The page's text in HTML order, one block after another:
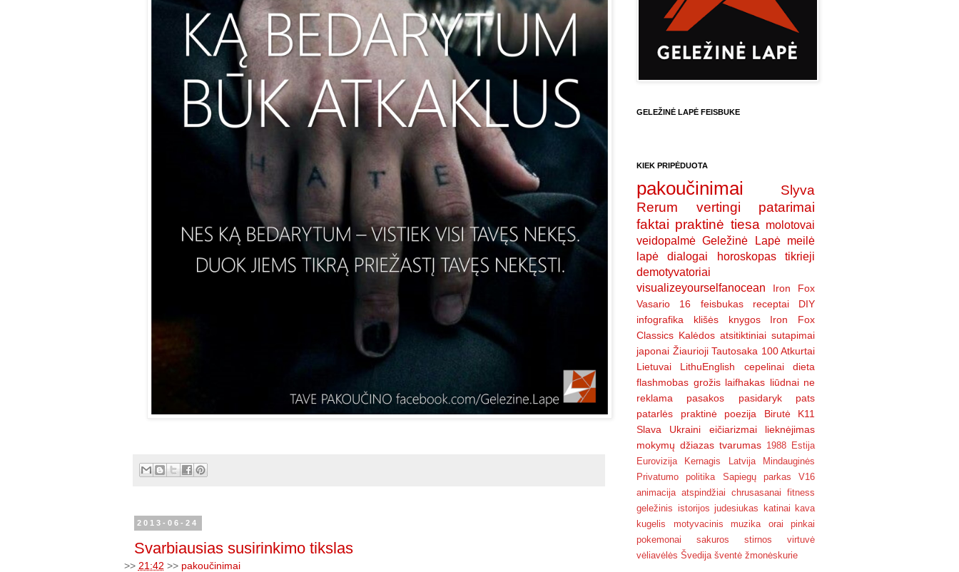
2013-06-24
Svarbiausias susirinkimo tikslas
>> 21:42 >> pakoučinimai
GELEŽINĖ LAPĖ FEISBUKE
KIEK PRIPĖDUOTA
pakoučinimai
Slyva
Rerum
vertingi patarimai
faktai praktinė tiesa molotovai
veidopalmė Geležinė Lapė
meilė
lapė
dialogai horoskopas
tikrieji
demotyvatoriai
visualizeyourselfanocean
Iron Fox
Vasario 16
feisbukas receptai
DIY
infografika
klišės knygos
Iron Fox
Classics Kalėdos atsitiktiniai sutapimai
japonai Žiaurioji Tautosaka 100 Atkurtai
Lietuvai
LithuEnglish cepelinai
dieta
flashmobas grožis laifhakas liūdnai ne
reklama
pasakos
pasidaryk pats
patarlės
praktinė poezija Birutė
K11
Slava Ukraini
eičiarizmai
lieknėjimas
mokymų džiazas tvarumas 1988 Estija
Eurovizija
Kernagis Latvija
Mindauginės
Privatumo politika
Sapiegų parkas
V16
animacija atspindžiai chrusasanai fitness
geležinis istorijos judesiukas katinai kava
kugelis
motyvacinis muzika orai
pinkai
pokemonai
sakuros
stirnos virtuvė
vėliavėlės Švedija šventė žmonėskurie